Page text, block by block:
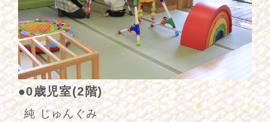
●0歳児室(2階)
純 じゅんぐみ